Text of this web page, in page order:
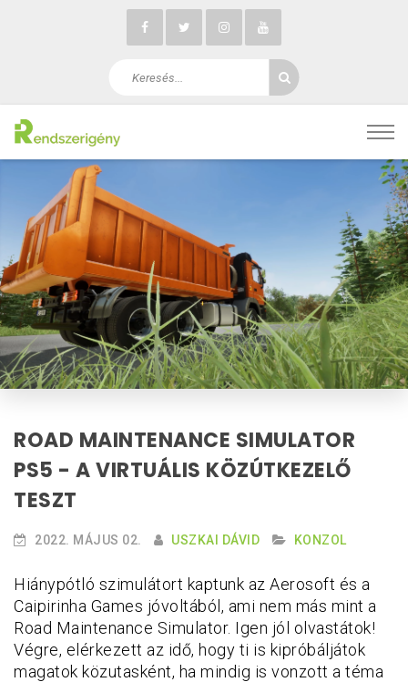
ROAD MAINTENANCE SIMULATOR
PS5 - A VIRTUÁLIS KÖZÚTKEZELŐ
TESZT
2022. MÁJUS 02. USZKAI DÁVID KONZOL
Hiánypótló szimulátort kaptunk az Aerosoft és a
Caipirinha Games jóvoltából, ami nem más mint a
Road Maintenance Simulator. Igen jól olvastátok!
Végre, elérkezett az idő, hogy ti is kipróbáljátok
magatok közutasként, ha mindig is vonzott a téma